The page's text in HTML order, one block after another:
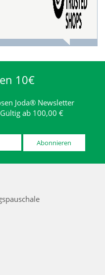
10€
Joda® Newsletter
ab 100,00 €
Abonnieren